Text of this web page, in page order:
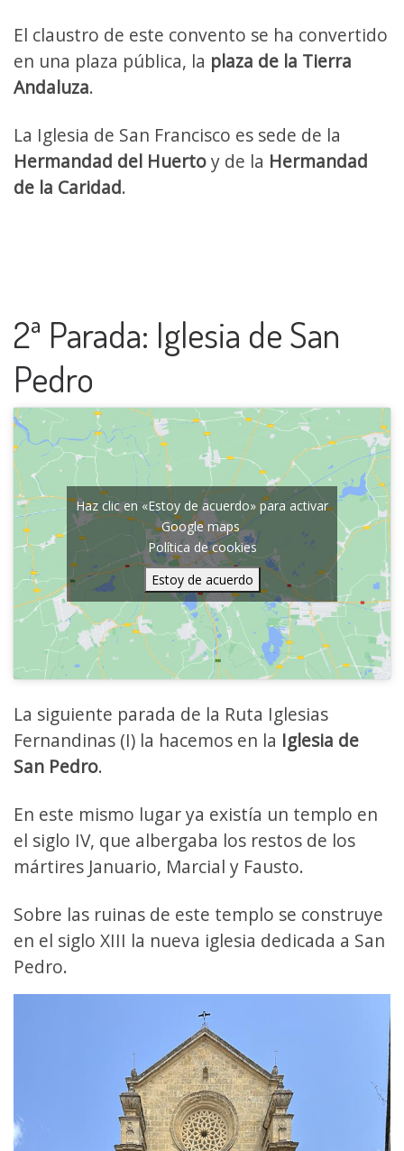
El claustro de este convento se ha convertido
en una plaza pública, la plaza de la Tierra
Andaluza.
La Iglesia de San Francisco es sede de la
Hermandad del Huertoy de la Hermandad
de la Caridad.
2ª Parada: Iglesia de San
Pedro
Haz clic en «Estoy de acuerdo» para activar
Google maps
Política de cookies
Estoy de acuerdo
La siguiente parada de la Ruta Iglesias
Fernandinas (I) la hacemos en la Iglesia de
San Pedro.
En este mismo lugar ya existía un templo en
el siglo IV, que albergaba los restos de los
mártires Januario, Marcial y Fausto.
Sobre las ruinas de este templo se construye
en el siglo XIII la nueva iglesia dedicada a San
Pedro.